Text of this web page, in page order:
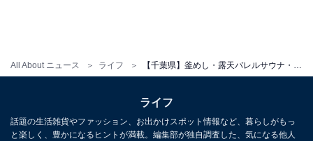
All About ニュース ライフ
平日：950円
宿泊可否
ライフ
話題の生活雑貨やファッション、お出かけスポット情報など、暮らしがもっ
と楽しく、豊かになるヒントが満載。編集部が独自調査した、気になる他人